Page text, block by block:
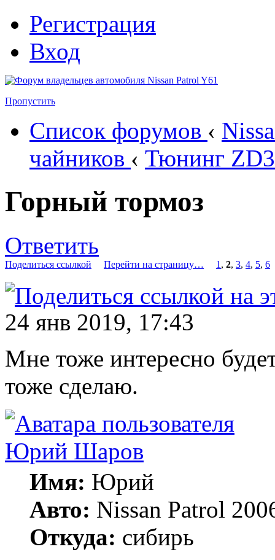
Регистрация
Вход
Пропустить
Список форумов ‹
чайников ‹ Тюнинг
Горный тормоз
Ответить
Поделиться ссылкой Перейти на страницу… 1 , 2, 3, 4, 5, 6
24 янв 2019, 17:43
Мне тоже интересно
тоже сделаю.
Юрий Шаров
Имя: Юрий
Авто: Nissan Patrol
Откуда: сибирь